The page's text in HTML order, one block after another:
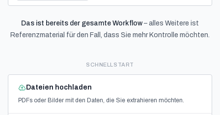
Das ist bereits der gesamte Workflow– alles Weitere ist
Referenzmaterial für den Fall, dass Sie mehr Kontrolle möchten.
SCHNELLSTART
Dateien hochladen
PDFs oder Bilder mit den Daten, die Sie extrahieren möchten.